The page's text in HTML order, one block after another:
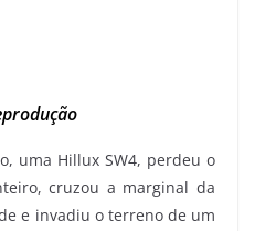
uma Hillux SW4, perdeu o
cruzou a marginal da
e invadiu o terreno de um